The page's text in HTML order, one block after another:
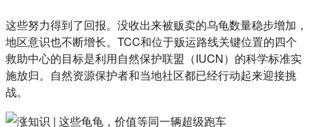
这些努力得到了回报。没收出来被贩卖的乌龟数量稳步增加，
地区意识也不断增长。TCC和位于贩运路线关键位置的四个
救助中心的目标是利用自然保护联盟（IUCN）的科学标准实
施放归。自然资源保护者和当地社区都已经行动起来迎接挑
战。